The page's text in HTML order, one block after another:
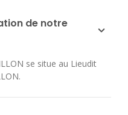
de notre
se situe au Lieudit
.